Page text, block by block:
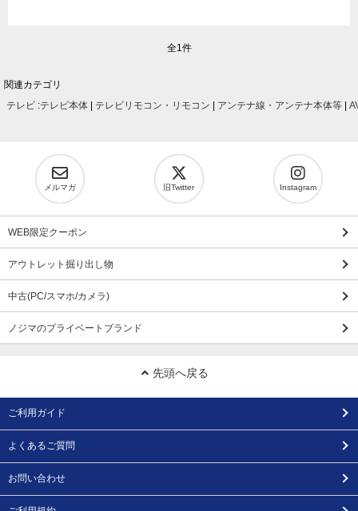
全1件
関連カテゴリ
テレビ :テレビ本体 テレビリモコン・リモコン アンテナ線・アンテナ本体等
メルマガ 旧Twitter Instagram
WEB限定クーポン
アウトレット掘り出し物
中古(PC/スマホ/カメラ)
ノジマのプライベートブランド
先頭へ戻る
ご利用ガイド
よくあるご質問
お問い合わせ